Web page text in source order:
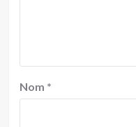
Nom *